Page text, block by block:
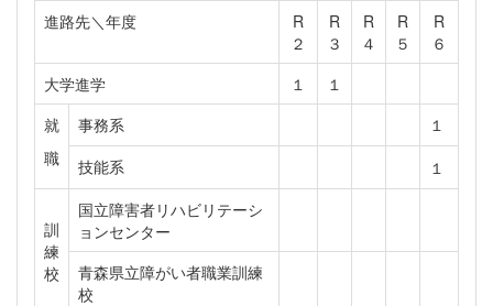
進路先＼年度
R
２
R
３
R
４
R
５
R
６
大学進学
１
１
就
職
事務系
１
技能系
１
訓
練
校
国立障害者リハビリテーシ
ョンセンター
青森県立障がい者職業訓練
校